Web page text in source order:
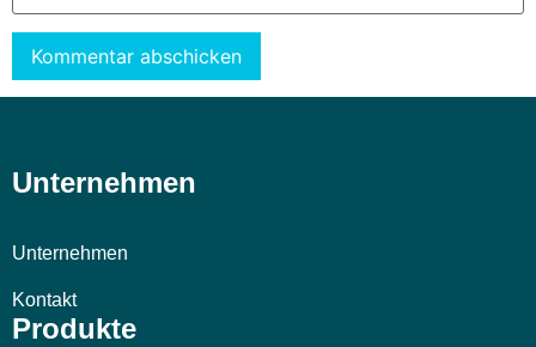
Unternehmen
Unternehmen
Kontakt
Produkte